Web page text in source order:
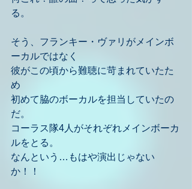
る。
そう、フランキー・ヴァリがメインボ
ーカルではなく
彼がこの頃から難聴に苛まれていたた
め
初めて脇のボーカルを担当していたの
だ。
コーラス隊4人がそれぞれメインボーカ
ルをとる。
なんという…もはや演出じゃない
か！！